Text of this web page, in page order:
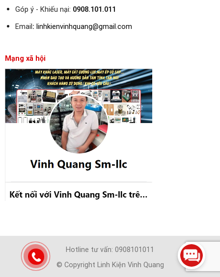
Góp ý - Khiếu nại: 0908.101.011
Email : linhkienvinhquang@gmail.com
Mạng xã hội
Hotline tư vấn: 0908101011
© Copyright Linh Kiện Vinh Quang